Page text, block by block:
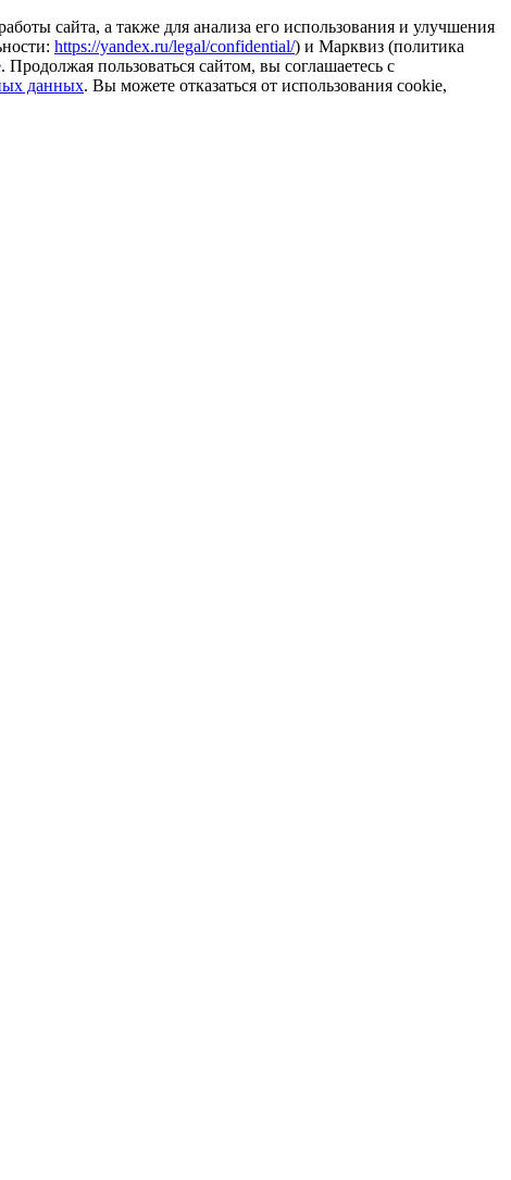
сайта, а также для анализа его использования и улучшения
https://yandex.ru/legal/confidential/) и Марквиз (политика
пользоваться сайтом, вы соглашаетесь с
данных. Вы можете отказаться от использования cookie,